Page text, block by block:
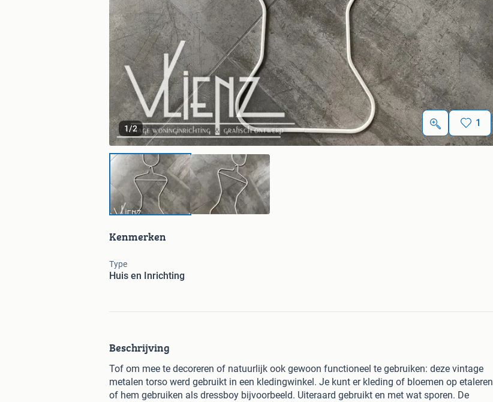
1/2 1
Kenmerken
Type
Huis en Inrichting
Beschrijving
Tof om mee te decoreren of natuurlijk ook gewoon functioneel te gebruiken: deze vintage
metalen torso werd gebruikt in een kledingwinkel. Je kunt er kleding of bloemen op etaleren
of hem gebruiken als dressboy bijvoorbeeld. Uiteraard gebruikt en met wat sporen. De